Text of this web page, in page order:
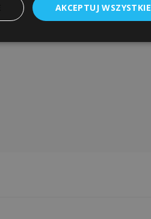
AKCEPTUJ WSZYSTKIE